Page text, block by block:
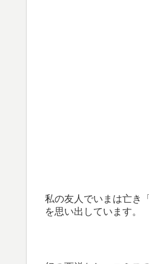
私の友人でいまは亡き
を思い出しています。